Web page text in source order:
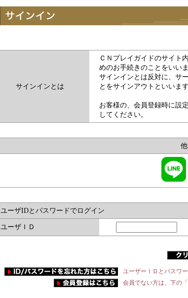
サインインとは
ＣＮプレイガイドのサイト
めのお手続きのことをいいま
サインインとは反対に、サ
とをサインアウトといいます
お客様の、会員登録時に設
してください。
ユーザIDとパスワードでログイン
ユーザＩＤ
ユーザーＩＤとパスワ
会員でない方は、下の